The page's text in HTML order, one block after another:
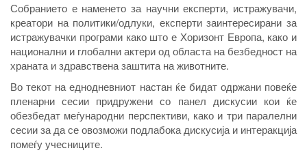
Собранието е наменето за научни експерти, истражувачи,
креатори на политики/одлуки, експерти заинтересирани за
истражувачки програми како што е Хоризонт Европа, како и
национални и глобални актери од областа на безбедност на
храната и здравствена заштита на животните.
Во текот на еднодневниот настан ќе бидат одржани повеќе
пленарни сесии придружени со панел дискусии кои ќе
обезбедат меѓународни перспективи, како и три паралелни
сесии за да се овозможи подлабока дискусија и интеракција
помеѓу учесниците.